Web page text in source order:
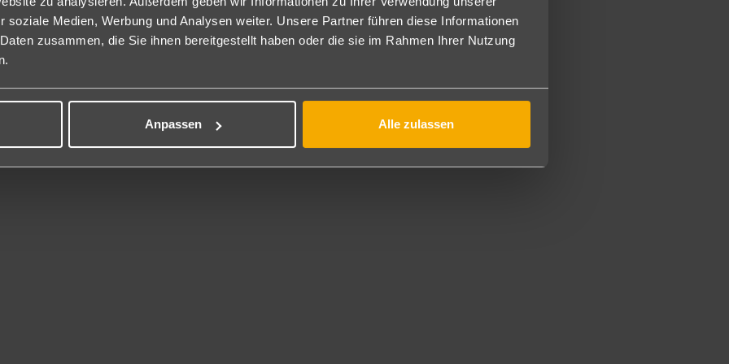
soziale Medien, Werbung und Analysen weiter. Unsere Partner führen diese Informationen
zusammen, die Sie ihnen bereitgestellt haben oder die sie im Rahmen Ihrer Nutzung
Anpassen Alle zulassen
des Roses genießen Gäste eine Auswahl frischer, köstlicher Gerichte sowie traditionelle marokkanische Spezialitäten,
mit lokal bezogenen Zutaten. Die einladende Atmosphäre und der aufmerksame Service versprechen ein unvergessliches
Erlebnis, das lebendige Aromen inmitten einer wunderschönen Umgebung zur Geltung bringt. Zur Auswahl stehen
kulinarische Bereiche: ein Food Court, internationale, marokkanische und mediterrane Küche sowie Meeresfrüchte im
(1x pro Woche).
Angebot umfasst ein reichhaltiges Frühstücksbuffet im internationalen Restaurant von 7 bis 10 Uhr. Mittags können